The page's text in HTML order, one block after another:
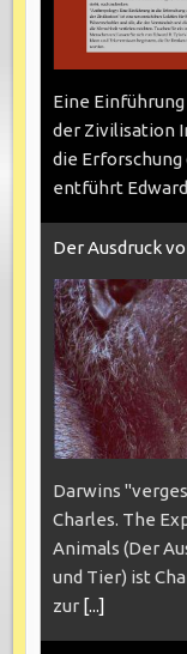
Eine Einführung
der Zivilisation
die Erforschung
entführt
Der Ausdruck
Darwins
Charles. The
Animals (Der
und Tier) ist
zur [...]